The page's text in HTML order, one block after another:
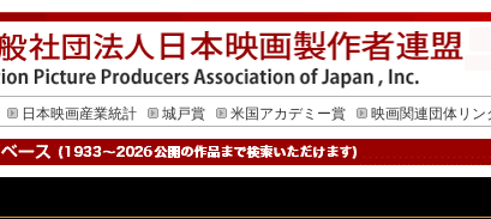
日本映画産業統計 城戸賞 米国アカデミー賞 映画関連団体リン